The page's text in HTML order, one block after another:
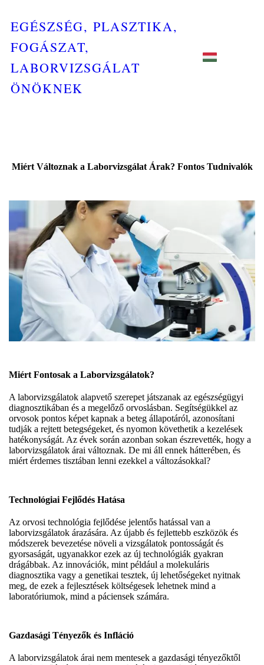
EGÉSZSÉG, PLASZTIKA,
FOGÁSZAT,
LABORVIZSGÁLAT
ÖNÖKNEK
Miért Változnak a Laborvizsgálat Árak? Fontos Tudnivalók
Miért Fontosak a Laborvizsgálatok?
A laborvizsgálatok alapvető szerepet játszanak az egészségügyi
diagnosztikában és a megelőző orvoslásban. Segítségükkel az
orvosok pontos képet kapnak a beteg állapotáról, azonosítani
tudják a rejtett betegségeket, és nyomon követhetik a kezelések
hatékonyságát. Az évek során azonban sokan észrevették, hogy a
laborvizsgálatok árai változnak. De mi áll ennek hátterében, és
miért érdemes tisztában lenni ezekkel a változásokkal?
Technológiai Fejlődés Hatása
Az orvosi technológia fejlődése jelentős hatással van a
laborvizsgálatok árazására. Az újabb és fejlettebb eszközök és
módszerek bevezetése növeli a vizsgálatok pontosságát és
gyorsaságát, ugyanakkor ezek az új technológiák gyakran
drágábbak. Az innovációk, mint például a molekuláris
diagnosztika vagy a genetikai tesztek, új lehetőségeket nyitnak
meg, de ezek a fejlesztések költségesek lehetnek mind a
laboratóriumok, mind a páciensek számára.
Gazdasági Tényezők és Infláció
A laborvizsgálatok árai nem mentesek a gazdasági tényezőktől